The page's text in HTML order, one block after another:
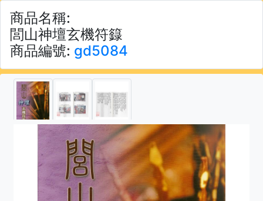
商品名稱:
閭山神壇玄機符籙
商品編號: gd5084